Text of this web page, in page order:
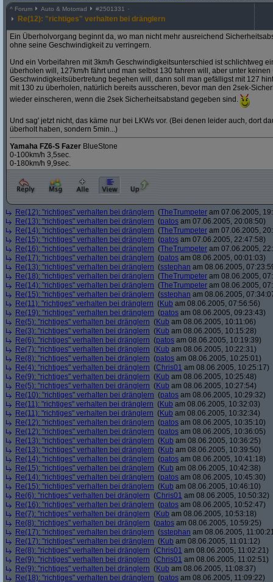
^ Forum Auto & Motorrad #2501331
Re(12): "richtiges" verhalten bei dränglern
Ein Überholvorgang beginnt da, wo man nicht mehr ausreichend
ohne seine Geschwindigkeit zu verringern.
Und ein Vorbeifahren mit 3km/h Geschwindigkeitsunterschied ist schlichtweg
überholen will, 127km/h fährt und man selbst 130 fahren will, aber unter
Geschwindigkeitsübertretung begehen will, dann soll man gefälligst mit 127
mit 130 zu überholen, natürlich bereits ausscheren, bevor man den 2sek-
wieder einscheren, wenn die 2sek Sicherheitsabstand gegeben sind.
Und sag' jetzt nicht, das käme nur bei LKWs vor. (Bei denen leider auch, dort
überholt haben, sondern 5min...)
Yamaha FZ6-S Fazer BlueStone
0-100km/h 3,5sec.
0-180km/h 9,9sec.
Re(12): "richtiges" verhalten bei dränglern (TheTrumpeter am 07.06.2005,
Re(13): "richtiges" verhalten bei dränglern (patos am 07.06.2005, 20:08:50)
Re(14): "richtiges" verhalten bei dränglern (TheTrumpeter am 07.06.2005,
Re(15): "richtiges" verhalten bei dränglern (patos am 07.06.2005, 22:47:58)
Re(16): "richtiges" verhalten bei dränglern (TheTrumpeter am 07.06.2005,
Re(17): "richtiges" verhalten bei dränglern (patos am 08.06.2005, 00:01:03)
Re(13): "richtiges" verhalten bei dränglern (sstephan am 08.06.2005,
Re(18): "richtiges" verhalten bei dränglern (TheTrumpeter am 08.06.2005,
Re(14): "richtiges" verhalten bei dränglern (TheTrumpeter am 08.06.2005,
Re(15): "richtiges" verhalten bei dränglern (sstephan am 08.06.2005,
Re(11): "richtiges" verhalten bei dränglern (Kub am 08.06.2005, 07:56:56)
Re(19): "richtiges" verhalten bei dränglern (patos am 08.06.2005, 09:23:43)
Re(5): "richtiges" verhalten bei dränglern (Kub am 08.06.2005, 10:11:06)
Re(3): "richtiges" verhalten bei dränglern (Kub am 08.06.2005, 10:15:28)
Re(6): "richtiges" verhalten bei dränglern (patos am 08.06.2005, 10:19:39)
Re(7): "richtiges" verhalten bei dränglern (Kub am 08.06.2005, 10:22:31)
Re(8): "richtiges" verhalten bei dränglern (patos am 08.06.2005, 10:25:01)
Re(4): "richtiges" verhalten bei dränglern (Chris01 am 08.06.2005, 10:25:17)
Re(9): "richtiges" verhalten bei dränglern (Kub am 08.06.2005, 10:25:48)
Re(5): "richtiges" verhalten bei dränglern (Kub am 08.06.2005, 10:27:54)
Re(10): "richtiges" verhalten bei dränglern (patos am 08.06.2005, 10:29:32)
Re(11): "richtiges" verhalten bei dränglern (Kub am 08.06.2005, 10:32:03)
Re(11): "richtiges" verhalten bei dränglern (Kub am 08.06.2005, 10:32:34)
Re(12): "richtiges" verhalten bei dränglern (patos am 08.06.2005, 10:35:10)
Re(12): "richtiges" verhalten bei dränglern (patos am 08.06.2005, 10:36:05)
Re(13): "richtiges" verhalten bei dränglern (Kub am 08.06.2005, 10:36:25)
Re(13): "richtiges" verhalten bei dränglern (Kub am 08.06.2005, 10:39:50)
Re(14): "richtiges" verhalten bei dränglern (patos am 08.06.2005, 10:41:18)
Re(15): "richtiges" verhalten bei dränglern (Kub am 08.06.2005, 10:42:38)
Re(14): "richtiges" verhalten bei dränglern (patos am 08.06.2005, 10:45:30)
Re(15): "richtiges" verhalten bei dränglern (Kub am 08.06.2005, 10:46:10)
Re(6): "richtiges" verhalten bei dränglern (Chris01 am 08.06.2005, 10:50:32)
Re(16): "richtiges" verhalten bei dränglern (patos am 08.06.2005, 10:52:47)
Re(7): "richtiges" verhalten bei dränglern (Kub am 08.06.2005, 10:53:18)
Re(8): "richtiges" verhalten bei dränglern (patos am 08.06.2005, 10:59:25)
Re(17): "richtiges" verhalten bei dränglern (sstephan am 08.06.2005,
Re(17): "richtiges" verhalten bei dränglern (Kub am 08.06.2005, 11:01:12)
Re(8): "richtiges" verhalten bei dränglern (Chris01 am 08.06.2005, 11:02:21)
Re(9): "richtiges" verhalten bei dränglern (Chris01 am 08.06.2005, 11:02:51)
Re(9): "richtiges" verhalten bei dränglern (Kub am 08.06.2005, 11:08:37)
Re(18): "richtiges" verhalten bei dränglern (patos am 08.06.2005, 11:09:22)